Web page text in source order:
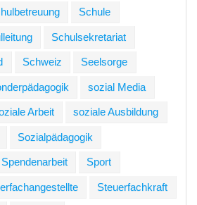
Schule
Schulsekretariat
Schweiz Seelsorge
sozial Media
Arbeit soziale Ausbildung
Sozialpädagogik
Spendenarbeit Sport
Steuerfachkraft